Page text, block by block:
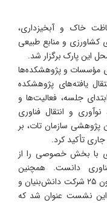
خاک و آبخیزداری،
و منابع طبیعی
مؤسسات و پژوهشکده‌ها
یافته‌های پژوهشکده
جلسه، فعالیت‌ها و
و انتقال فناوری
پژوهشی سازمان تات، بر
تأکید کرد.
با بخش خصوصی را از
دانست. همچنین
لطفعلی‌زاده و ایمانیان اعلام کردند که هم‌اکنون ۲۵ شرکت دانش‌بنیان و
این نشست عنوان شد که